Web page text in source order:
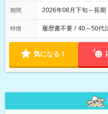
期間 2026年08月下旬～長
特徴 履歴書不要 / 40～50代
気になる！